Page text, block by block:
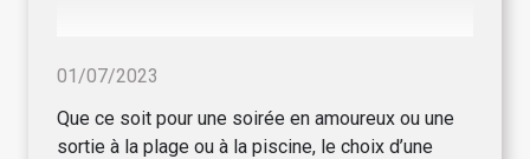
01/07/2023
Que ce soit pour une soirée en amoureux ou une
sortie à la plage ou à la piscine, le choix d’une